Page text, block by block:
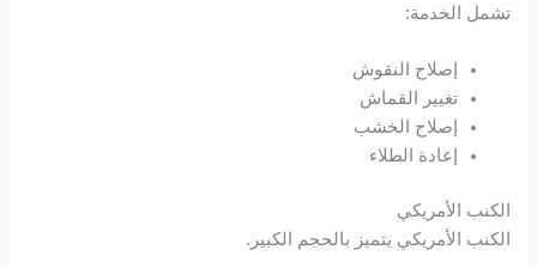
Hacklink panel
Hacklink
Hacklink panel
تشمل الخدمة:
إصلاح النقوش
تغيير القماش
إصلاح الخشب
إعادة الطلاء
الكنب الأمريكي
الكنب الأمريكي يتميز بالحجم الكبير.